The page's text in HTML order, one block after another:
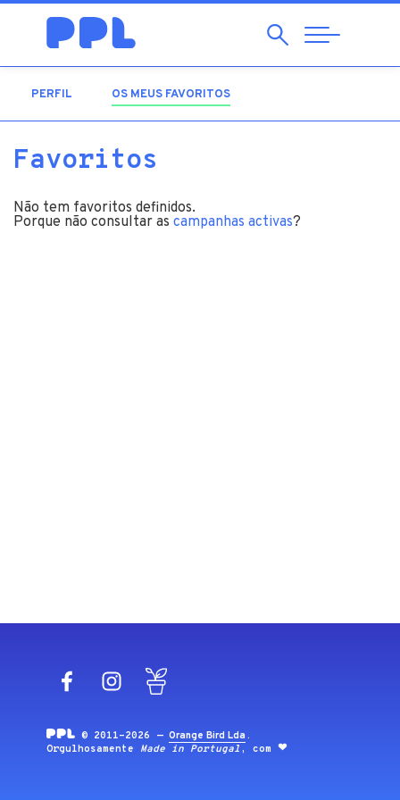
Pesquisar
Abrir
Navegação
PERFIL OS MEUS FAVORITOS
Favoritos
Não tem favoritos definidos.
Porque não consultar as campanhas activas?
FacebookInstagram
© 2011-2026 —Orange Bird Lda .
Orgulhosamente Made in Portugal , com